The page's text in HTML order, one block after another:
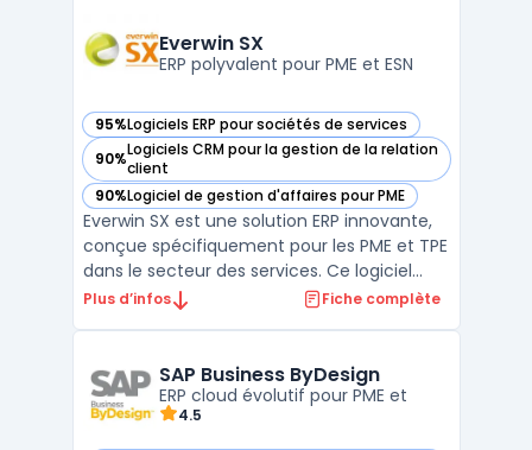
fonctionnalités. Axelor permet de gérer
efficacement la ch ...
Everwin SX
ERP polyvalent pour PME et ESN
95%Logiciels ERP pour sociétés de services
— voir Everwin SX dans cette catégorie
90%Logiciels CRM pour la gestion de la relation
client
— voir Everwin SX dans cette catégorie
90%Logiciel de gestion d'affaires pour PME
— voir Everwin SX dans cette catégorie
Everwin SX est une solution ERP innovante,
conçue spécifiquement pour les PME et TPE
dans le secteur des services. Ce logiciel
offre une gestion intégrée et efficace des
de l'entreprise. Avec Everwin SX, les entre ...
Plus d’infos Fiche complète
SAP Business ByDesign
ERP cloud évolutif pour PME et
4.5